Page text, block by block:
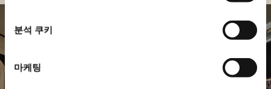
분석 쿠키
마케팅